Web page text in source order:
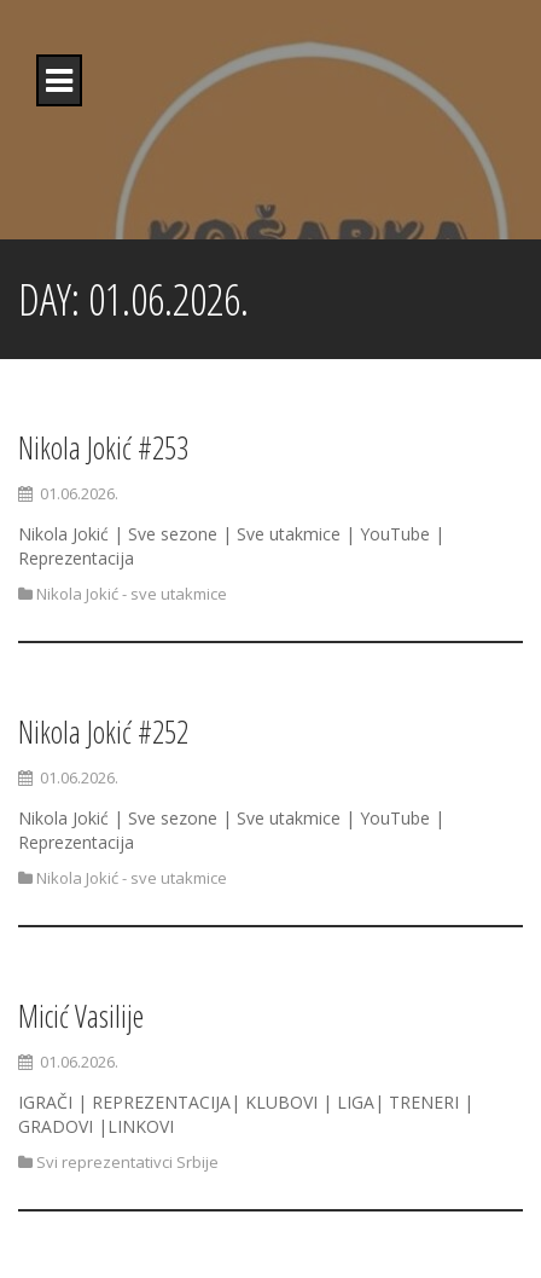
content
DAY: 01.06.2026.
Nikola Jokić #253
01.06.2026.
Nikola Jokić | Sve sezone | Sve utakmice | YouTube |
Reprezentacija
Nikola Jokić - sve utakmice
Nikola Jokić #252
01.06.2026.
Nikola Jokić | Sve sezone | Sve utakmice | YouTube |
Reprezentacija
Nikola Jokić - sve utakmice
Micić Vasilije
01.06.2026.
IGRAČI | REPREZENTACIJA| KLUBOVI | LIGA| TRENERI |
GRADOVI |LINKOVI
Svi reprezentativci Srbije